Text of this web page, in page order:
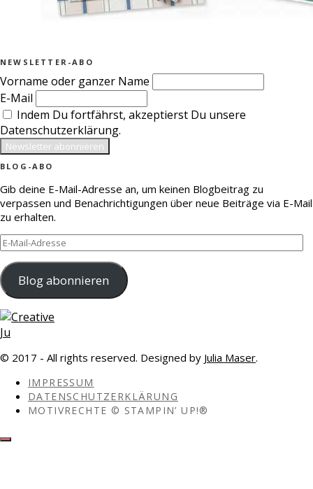
NEWSLETTER-ABO
Vorname oder ganzer Name
E-Mail
Indem Du fortfährst, akzeptierst Du unsere
Datenschutzerklärung.
BLOG-ABO
Gib deine E-Mail-Adresse an, um keinen Blogbeitrag zu
verpassen und Benachrichtigungen über neue Beiträge via E-Mail
zu erhalten.
E-
Mail-
Adresse
Blog abonnieren
© 2017 - All rights reserved. Designed by Julia Maser.
IMPRESSUM
DATENSCHUTZERKLÄRUNG
MOTIVRECHTE © STAMPIN’ UP!®